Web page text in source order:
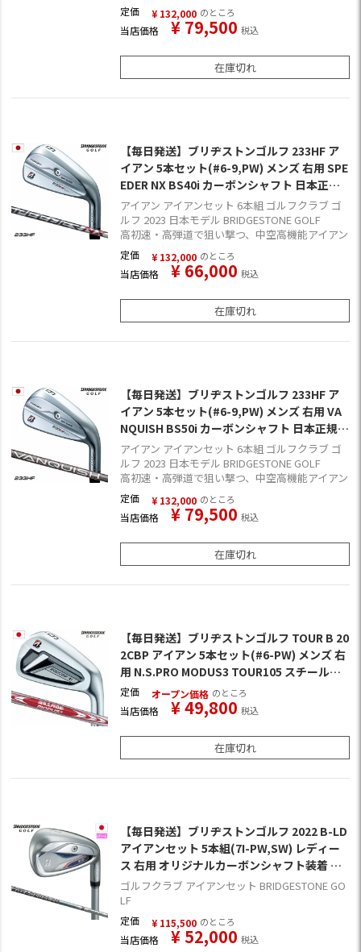
定価 ¥ 132,000 のところ
当店価格 ¥ 79,500 税込
在庫切れ
【毎日発送】ブリヂストンゴルフ 233HF ア
イアン 5本セット(#6-9,PW) メンズ 右用 SPE
EDER NX BS40i カーボンシャフト 日本正規
品 2023年モデル
アイアン アイアンセット 6本組 ゴルフクラブ ゴ
ルフ 2023 日本モデル BRIDGESTONE GOLF
高初速・高弾道で狙い撃つ、中空高機能アイアン
定価 ¥ 132,000 のところ
当店価格 ¥ 66,000 税込
在庫切れ
【毎日発送】ブリヂストンゴルフ 233HF ア
イアン 5本セット(#6-9,PW) メンズ 右用 VA
NQUISH BS50i カーボンシャフト 日本正規品
2023年モデル
アイアン アイアンセット 6本組 ゴルフクラブ ゴ
ルフ 2023 日本モデル BRIDGESTONE GOLF
高初速・高弾道で狙い撃つ、中空高機能アイアン
定価 ¥ 132,000 のところ
当店価格 ¥ 79,500 税込
在庫切れ
【毎日発送】ブリヂストンゴルフ TOUR B 20
2CBP アイアン 5本セット(#6-PW) メンズ 右
用 N.S.PRO MODUS3 TOUR105 スチールシ
ャフト装着 日本正規品
定価 オープン価格 のところ
当店価格 ¥49,800 税込
在庫切れ
【毎日発送】ブリヂストンゴルフ 2022 B-LD
アイアンセット 5本組(7I-PW,SW) レディー
ス 右用 オリジナルカーボンシャフト装着 女
性専用設計 日本正規品【メーカー保証】
ゴルフクラブ アイアンセット BRIDGESTONE GO
LF
定価 ¥ 115,500 のところ
当店価格 ¥52,000 税込